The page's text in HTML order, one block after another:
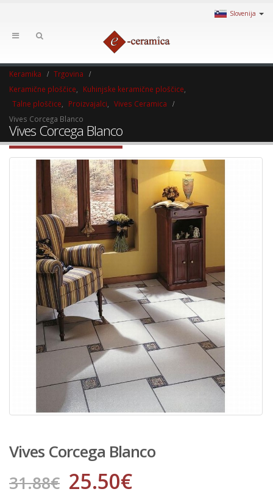
Slovenija
Keramika
Trgovina
Keramične ploščice
Kuhinjske keramične ploščice
Talne ploščice
Proizvajalci
Vives Ceramica
Vives Corcega Blanco
Vives Corcega Blanco
Vives Corcega Blanco
31.88€ 25.50€